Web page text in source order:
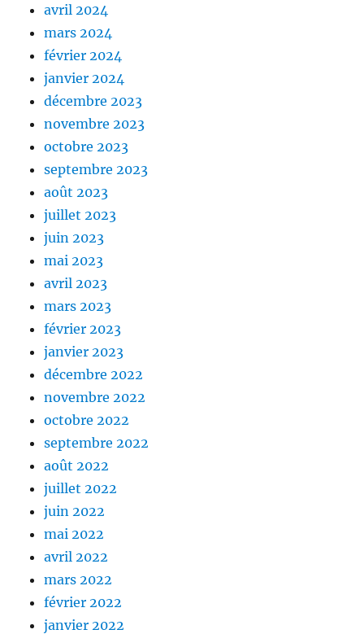
avril 2024
mars 2024
février 2024
janvier 2024
décembre 2023
novembre 2023
octobre 2023
septembre 2023
août 2023
juillet 2023
juin 2023
mai 2023
avril 2023
mars 2023
février 2023
janvier 2023
décembre 2022
novembre 2022
octobre 2022
septembre 2022
août 2022
juillet 2022
juin 2022
mai 2022
avril 2022
mars 2022
février 2022
janvier 2022